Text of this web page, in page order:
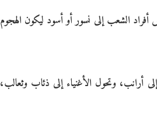
أفراد الشعب إلى نسور أو أسود ليكون الهجوم
أرانب، وتحول الأغنياء إلى ذئاب وثعالب،